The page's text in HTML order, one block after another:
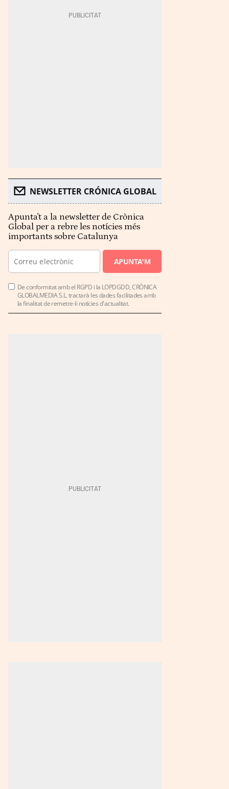
NEWSLETTER CRÓNICA GLOBAL
Apunta't a la newsletter de Crònica
Global per a rebre les notícies més
importants sobre Catalunya
APUNTA'M
De conformitat amb el RGPD i la LOPDGDD, CRÒNICA
GLOBALMEDIA S.L. tractarà les dades facilitades amb
la finalitat de remetre-li notícies d'actualitat.